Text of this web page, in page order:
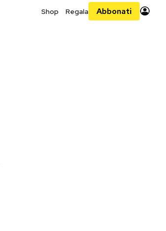
Shop Regala Abbonati